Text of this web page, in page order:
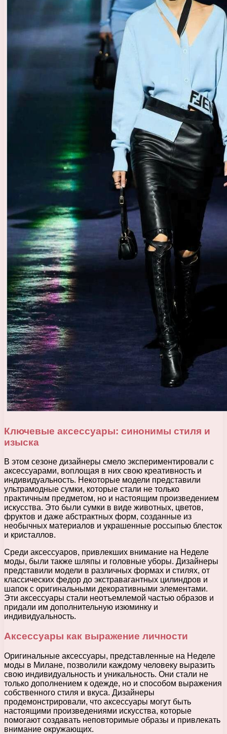
Ключевые аксессуары: синонимы стиля и
изыска
В этом сезоне дизайнеры смело экспериментировали с
аксессуарами, воплощая в них свою креативность и
индивидуальность. Некоторые модели представили
ультрамодные сумки, которые стали не только
практичным предметом, но и настоящим произведением
искусства. Это были сумки в виде животных, цветов,
фруктов и даже абстрактных форм, созданные из
необычных материалов и украшенные россыпью блесток
и кристаллов.
Среди аксессуаров, привлекших внимание на Неделе
моды, были также шляпы и головные уборы. Дизайнеры
представили модели в различных формах и стилях, от
классических федор до экстравагантных цилиндров и
шапок с оригинальными декоративными элементами.
Эти аксессуары стали неотъемлемой частью образов и
придали им дополнительную изюминку и
индивидуальность.
Аксессуары как выражение личности
Оригинальные аксессуары, представленные на Неделе
моды в Милане, позволили каждому человеку выразить
свою индивидуальность и уникальность. Они стали не
только дополнением к одежде, но и способом выражения
собственного стиля и вкуса. Дизайнеры
продемонстрировали, что аксессуары могут быть
настоящими произведениями искусства, которые
помогают создавать неповторимые образы и привлекать
внимание окружающих.